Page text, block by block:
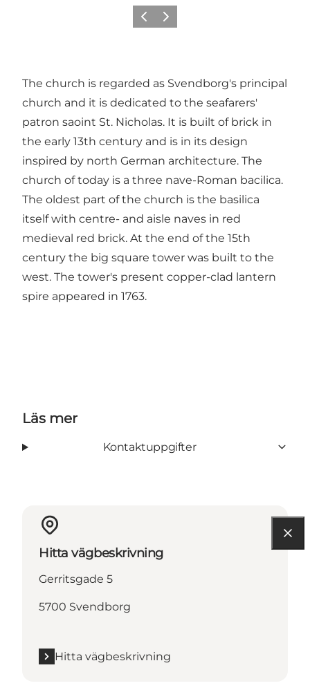
Föregående
Nästa
The church is regarded as Svendborg's principal
church and it is dedicated to the seafarers'
patron saoint St. Nicholas. It is built of brick in
the early 13th century and is in its design
inspired by north German architecture. The
church of today is a three nave-Roman bacilica.
The oldest part of the church is the basilica
itself with centre- and aisle naves in red
medieval red brick. At the end of the 15th
century the big square tower was built to the
west. The tower's present copper-clad lantern
spire appeared in 1763.
Läs mer
Kontaktuppgifter
Hitta vägbeskrivning
Gerritsgade 5
5700 Svendborg
Hitta vägbeskrivning